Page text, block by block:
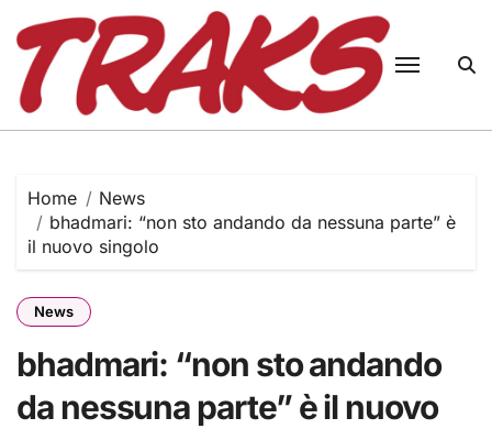
content
Home
News
bhadmari: “non sto andando da nessuna parte” è
il nuovo singolo
News
bhadmari: “non sto andando
da nessuna parte” è il nuovo